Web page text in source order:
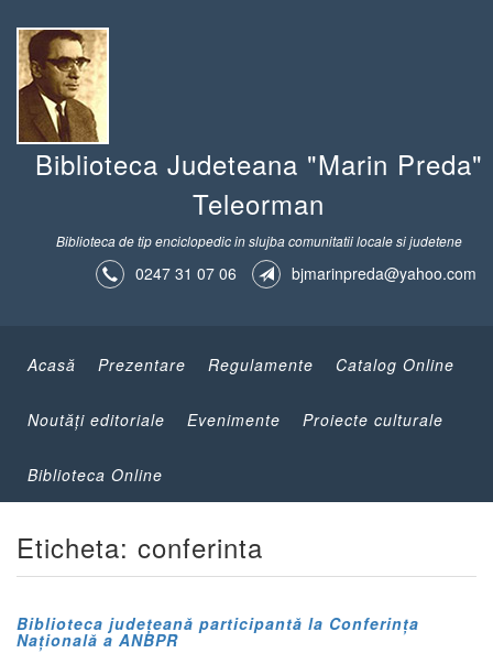
Biblioteca Judeteana "Marin Preda"
Teleorman
Biblioteca de tip enciclopedic in slujba comunitatii locale si judetene
0247 31 07 06 bjmarinpreda@yahoo.com
Acasă Prezentare Regulamente Catalog Online
Noutăţi editoriale Evenimente Proiecte culturale
Biblioteca Online
Eticheta: conferinta
Biblioteca județeană participantă la Conferința
Națională a ANBPR